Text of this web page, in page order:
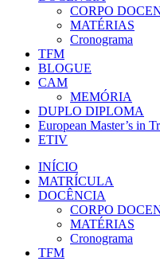
CORPO
MATÉRIAS
Cronograma
TFM
BLOGUE
CAM
MEMÓRIA
DUPLO DIPLOMA
European Master’s in
ETIV
INÍCIO
MATRÍCULA
DOCÊNCIA
CORPO
MATÉRIAS
Cronograma
TFM